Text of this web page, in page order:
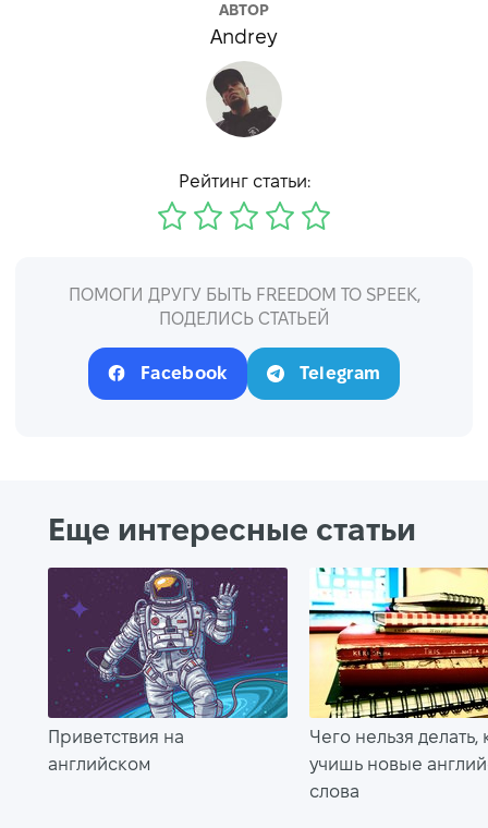
АВТОР
Andrey
Рейтинг статьи:
ПОМОГИ ДРУГУ БЫТЬ FREEDOM TO SPEEK,
ПОДЕЛИСЬ СТАТЬЕЙ
Facebook Telegram
Еще интересные статьи
Приветствия на
английском
Чего нельзя делать,
учишь новые
слова